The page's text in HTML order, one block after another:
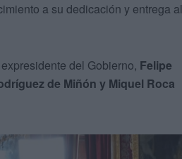
a su dedicación y entrega al
del Gobierno, Felipe
de Miñón y Miquel Roca